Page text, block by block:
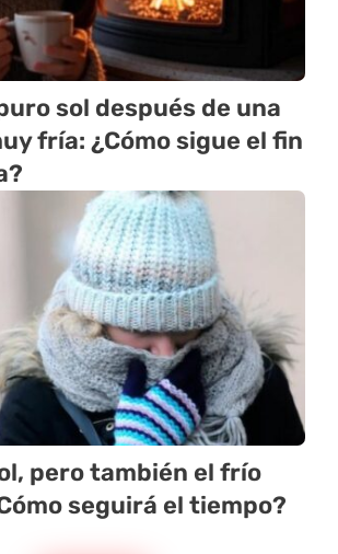
sol después de una
fría: ¿Cómo sigue el fin
pero también el frío
seguirá el tiempo?